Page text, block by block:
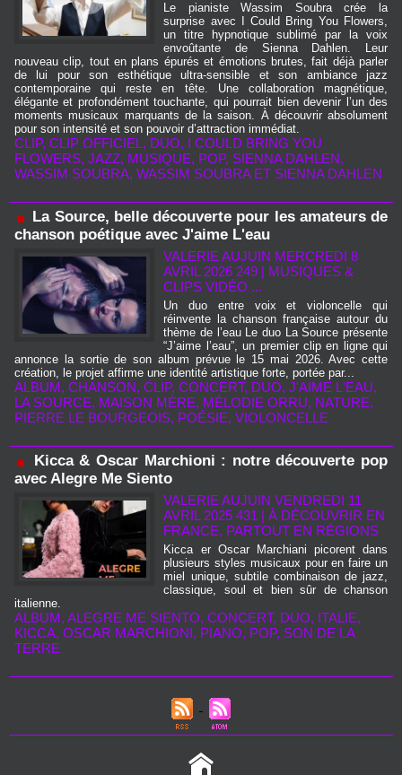
Le pianiste Wassim Soubra crée la
surprise avec I Could Bring You Flowers,
un titre hypnotique sublimé par la voix
envoûtante de Sienna Dahlen. Leur
nouveau clip, tout en plans épurés et émotions brutes, fait déjà parler
de lui pour son esthétique ultra‑sensible et son ambiance jazz
contemporaine qui reste en tête. Une collaboration magnétique,
élégante et profondément touchante, qui pourrait bien devenir l’un des
moments musicaux marquants de la saison. À découvrir absolument
pour son intensité et son pouvoir d’attraction immédiat.
CLIP, CLIP OFFICIEL, DUO, I COULD BRING YOU
FLOWERS, JAZZ, MUSIQUE, POP, SIENNA DAHLEN,
WASSIM SOUBRA, WASSIM SOUBRA ET SIENNA DAHLEN
La Source, belle découverte pour les amateurs de
chanson poétique avec J'aime L'eau
VALERIE AUJUIN MERCREDI 8
AVRIL 2026 249 | MUSIQUES &
CLIPS VIDÉO ...
Un duo entre voix et violoncelle qui
réinvente la chanson française autour du
thème de l’eau Le duo La Source présente
“J’aime l’eau”, un premier clip en ligne qui
annonce la sortie de son album prévue le 15 mai 2026. Avec cette
création, le projet affirme une identité artistique forte, portée par...
ALBUM, CHANSON, CLIP, CONCERT, DUO, J'AIME L'EAU,
LA SOURCE, MAISON MÈRE, MÉLODIE ORRU, NATURE,
PIERRE LE BOURGEOIS, POÉSIE, VIOLONCELLE
Kicca & Oscar Marchioni : notre découverte pop
avec Alegre Me Siento
VALERIE AUJUIN VENDREDI 11
AVRIL 2025 431 |À DÉCOUVRIR EN
FRANCE, PARTOUT EN RÉGIONS
Kicca er Oscar Marchiani picorent dans
plusieurs styles musicaux pour en faire un
miel unique, subtile combinaison de jazz,
classique, soul et bien sûr de chanson
italienne.
ALBUM, ALEGRE ME SIENTO, CONCERT, DUO, ITALIE,
KICCA, OSCAR MARCHIONI, PIANO, POP, SON DE LA
TERRE